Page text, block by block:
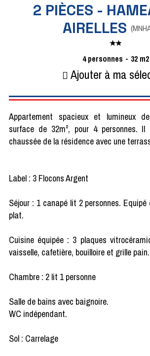
2 PIÈCES -
AIRELLES (
4 personnes 32 m2
Ajouter à ma
Appartement spacieux et lumineux
surface de 32m², pour 4 personnes.
chaussée de la résidence avec une
Label : 3 Flocons Argent
Séjour : 1 canapé lit 2 personnes.
plat.
Cuisine équipée : 3 plaques
vaisselle, cafetière, bouilloire et grille pain.
Chambre : 2 lit 1 personne
Salle de bains avec baignoire.
WC indépendant.
Sol : Carrelage